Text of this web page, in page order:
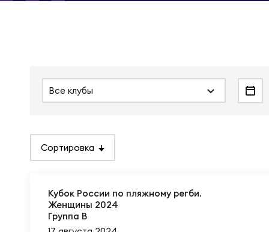
Магазин
Контакты
Все клубы
Сортировка
Кубок России по пляжному регби.
Женщины 2024
Группа B